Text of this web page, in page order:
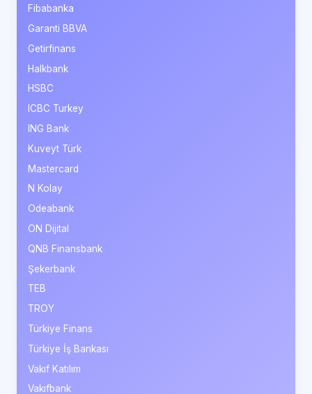
Fibabanka
Garanti BBVA
Getirfinans
Halkbank
HSBC
ICBC Turkey
ING Bank
Kuveyt Türk
Mastercard
N Kolay
Odeabank
ON Dijital
QNB Finansbank
Şekerbank
TEB
TROY
Türkiye Finans
Türkiye İş Bankası
Vakıf Katılım
Vakıfbank